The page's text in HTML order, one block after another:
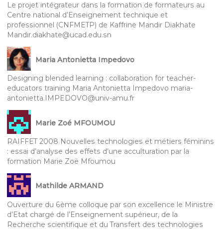
Le projet intégrateur dans la formation de formateurs au
Centre national d’Enseignement technique et
professionnel (CNFMETP) de Kaffrine Mandir Diakhate
Mandir.diakhate@ucad.edu.sn
Maria Antonietta Impedovo
Designing blended learning : collaboration for teacher-
educators training Maria Antonietta Impedovo maria-
antonietta.IMPEDOVO@univ-amu.fr
Marie Zoé MFOUMOU
RAIFFET 2008 Nouvelles technologies et métiers féminins
: essai d’analyse des effets d’une acculturation par la
formation Marie Zoë Mfoumou
Mathilde ARMAND
Ouverture du 6ème colloque par son excellence le Ministre
d’Etat chargé de l’Enseignement supérieur, de la
Recherche scientifique et du Transfert des technologies